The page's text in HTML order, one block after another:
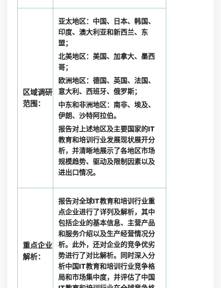
区域调研
范围：
亚太地区：中国、日本、韩国、
印度、澳大利亚和新西兰、东
盟；
北美地区：美国、加拿大、墨西
哥；
欧洲地区：德国、英国、法国、
意大利、西班牙、俄罗斯；
中东和非洲地区：南非、埃及、
伊朗、沙特阿拉伯。
报告对上述地区及主要国家的IT
教育和培训行业发展现状展开分
析，并清晰地展示了各地区市场
规模趋势、驱动及限制因素以及
进出口情况。
重点企业
解析：
报告对全球IT教育和培训行业重
点企业进行了详列及解析，其中
包括企业的基本信息、主营产品
和服务介绍以及生产经营情况分
析。此外，还对企业的竞争优劣
势进行了对比解析。同时深入分
析中国IT教育和培训行业竞争格
局和市场集中度，并评估了中国